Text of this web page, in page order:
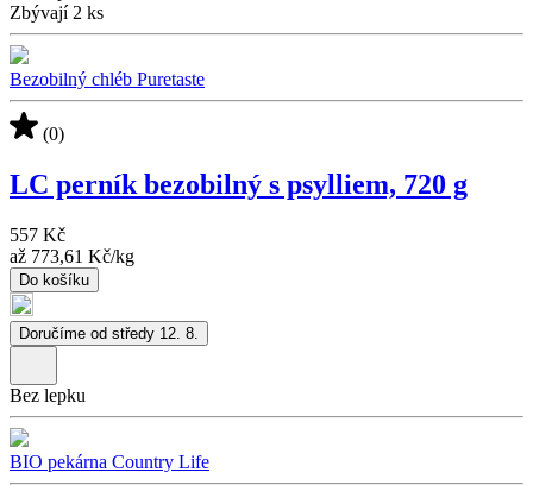
Zbývají 2 ks
Bezobilný chléb Puretaste
(0)
LC perník bezobilný s psylliem, 720 g
557 Kč
až 773,61 Kč/kg
Do košíku
Doručíme od středy 12. 8.
Bez lepku
BIO pekárna Country Life